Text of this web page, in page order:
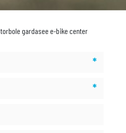
gardasee e-bike center
*
*